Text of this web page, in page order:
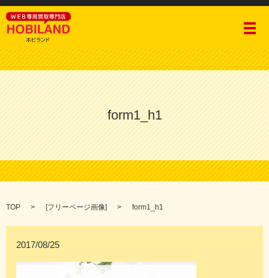
メ
form1_h1
TOP [フリーページ画像] form1_h1
2017/08/25